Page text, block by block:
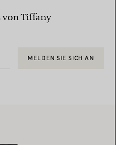
von Tiffany
MELDEN SIE SICH AN